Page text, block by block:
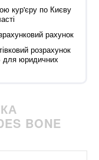
кур'єру по Києву
рахунок
розрахунок
юридичних
BONE